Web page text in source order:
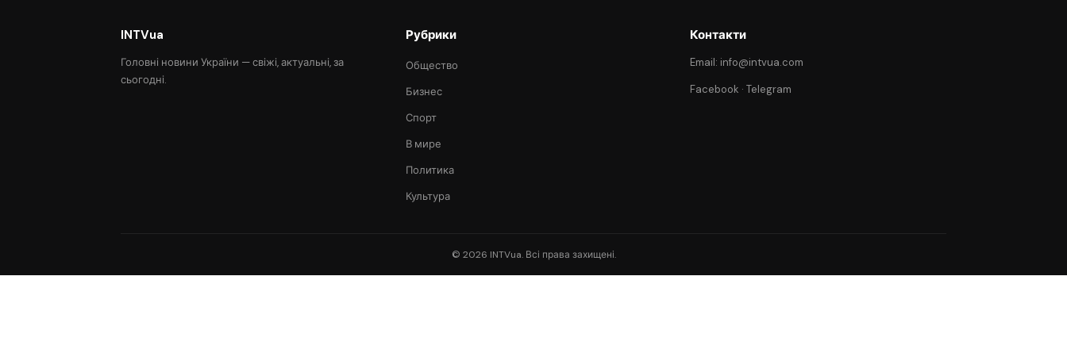
INTVua
Головні новини України — свіжі, актуальні, за
сьогодні.
Рубрики
Общество
Бизнес
Спорт
В мире
Политика
Культура
Контакти
Email: info@intvua.com
Facebook ·Telegram
© 2026 INTVua. Всі права захищені.